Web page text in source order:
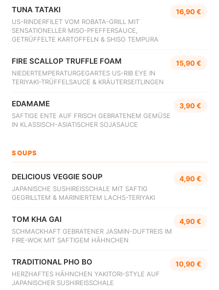
TUNA TATAKI
US-RINDERFILET VOM ROBATA-GRILL MIT
SENSATIONELLER MISO-PFEFFERSAUCE,
GETRÜFFELTE KARTOFFELN & SHISO TEMPURA
16,90 €
FIRE SCALLOP TRUFFLE FOAM
NIEDERTEMPERATURGEGARTES US-RIB EYE IN
TERIYAKI-TRÜFFELSAUCE & KRÄUTERSEITLINGEN
15,90 €
EDAMAME
SAFTIGE ENTE AUF FRISCH GEBRATENEM GEMÜSE
IN KLASSISCH-ASIATISCHER SOJASAUCE
3,90 €
SOUPS
DELICIOUS VEGGIE SOUP
JAPANISCHE SUSHIREISSCHALE MIT SAFTIG
GEGRILLTEM & MARINIERTEM LACHS-TERIYAKI
4,90 €
TOM KHA GAI
SCHMACKHAFT GEBRATENER JASMIN-DUFTREIS IM
FIRE-WOK MIT SAFTIGEM HÄHNCHEN
4,90 €
TRADITIONAL PHO BO
HERZHAFTES HÄHNCHEN YAKITORI-STYLE AUF
JAPANISCHER SUSHIREISSCHALE
10,90 €